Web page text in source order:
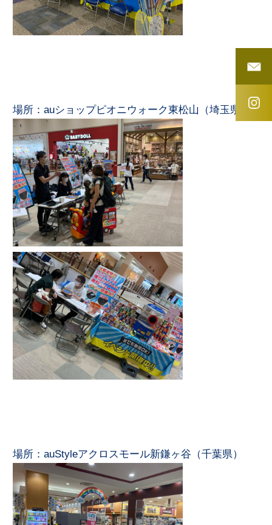
場所： auショップピオニウォーク東松山（埼玉県）
場所： auStyleアクロスモール新鎌ヶ谷（千葉県）